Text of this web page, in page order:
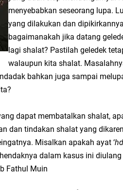
x MI Lamteng Ajak Gen-Z Upgrade
Membangun Nurani Mahasiswa
NU, Perempuan Muda dan Berdaya
Durrotun Nafisah: Empat Peran Mulia
Aziziyah: Dekat dengan Ulama Kunci Utama
Ponpes Darul A'mal : Kader KMNU Wajib
menyebabkan seseorang lupa.
yang dilakukan dan
bagaimanakah jika datang
lagi shalat? Pastilah geledek
walaupun kita shalat.
bahkan juga sampai
dapat membatalkan shalat,
dan tindakan shalat yang
Misalkan apakah ayat ‘
dalam kasus ini diulang
Fathul Muin